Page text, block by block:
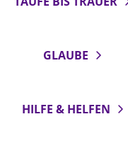
GLAUBE
HILFE & HELFEN